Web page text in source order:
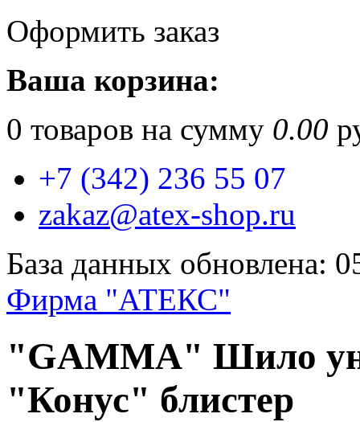
Оформить заказ
Ваша корзина:
0 товаров на сумму 0.00
+7 (342) 236 55 07
zakaz@atex-shop.ru
База данных обновлена:
Фирма "АТЕКС"
"GAMMA" Шило
"Конус" блистер